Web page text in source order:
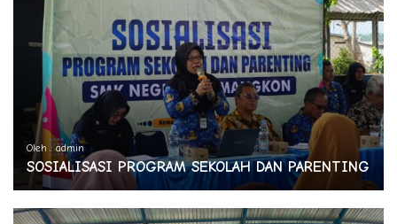
Oleh : admin
SOSIALISASI PROGRAM SEKOLAH DAN PARENTING